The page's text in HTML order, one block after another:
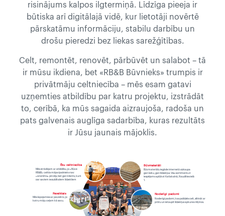
risinājums kalpos ilgtermiņā. Līdzīga pieeja ir
būtiska arī digitālajā vidē, kur lietotāji novērtē
pārskatāmu informāciju, stabilu darbību un
drošu pieredzi bez liekas sarežģītības.
Celt, remontēt, renovēt, pārbūvēt un salabot – tā
ir mūsu ikdiena, bet «RB&B Būvnieks» trumpis ir
privātmāju celtniecība – mēs esam gatavi
uzņemties atbildību par katru projektu, izstrādāt
to, cerībā, ka mūs sagaida aizraujoša, radoša un
pats galvenais auglīga sadarbība, kuras rezultāts
ir Jūsu jaunais mājoklis.
Ēku celtniecība
Mēs strādājam ar atbildību, jo «Būve
RB&B» celtās mājas īpašnieks nav
«anonīms» pircējs, bet gan klients, kurš
par saviem ieguldītajiem līdzekļiem
Paveiktais
Mēs lepojamies ar paveikto, jo
katru māju ceļam kā savu.
Noderīgi padomi
Noderīgi padomi, kas palīdzēs celt, siltināt ar
prātu un ietaupīt līdzekļus apkures rēķinos.
Būvmateriālu iegāde internetā aiztaupa
gan laiku, gan līdzekļus. Visu sortimentu ir
iespējams aplūkot Katlakalnā, Naudīties ielā
1.
Būvmateriāli